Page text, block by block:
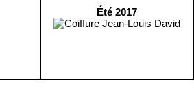
Été 2017